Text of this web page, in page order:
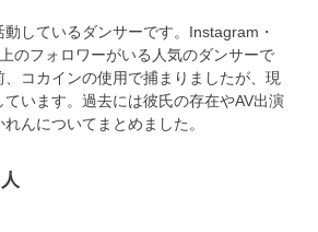
しているダンサーです。Instagram・
のフォロワーがいる人気のダンサーで
コカインの使用で捕まりましたが、現
います。過去には彼氏の存在やAV出演
んについてまとめました。